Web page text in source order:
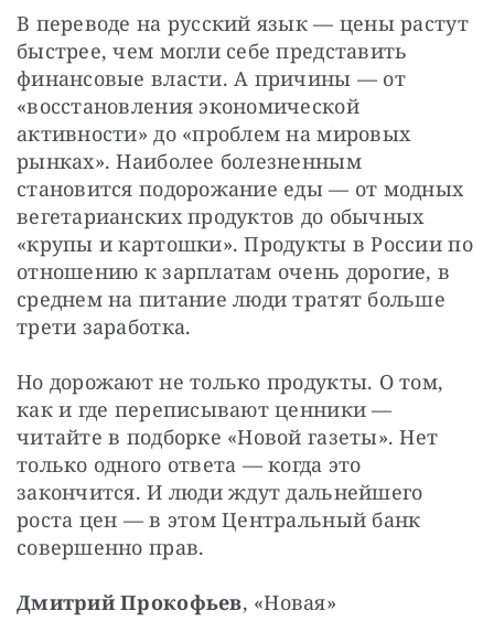
В переводе на русский язык — цены растут
быстрее, чем могли себе представить
финансовые власти. А причины — от
«восстановления экономической
активности» до «проблем на мировых
рынках». Наиболее болезненным
становится подорожание еды — от модных
вегетарианских продуктов до обычных
«крупы и картошки». Продукты в России по
отношению к зарплатам очень дорогие, в
среднем на питание люди тратят больше
трети заработка.
Но дорожают не только продукты. О том,
как и где переписывают ценники —
читайте в подборке «Новой газеты». Нет
только одного ответа — когда это
закончится. И люди ждут дальнейшего
роста цен — в этом Центральный банк
совершенно прав.
Дмитрий Прокофьев, «Новая»